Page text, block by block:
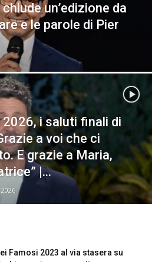
un’edizione da
e le parole di Pier
i saluti finali di
a voi che ci
E grazie a Maria,
|...
Famosi 2023 al via stasera su